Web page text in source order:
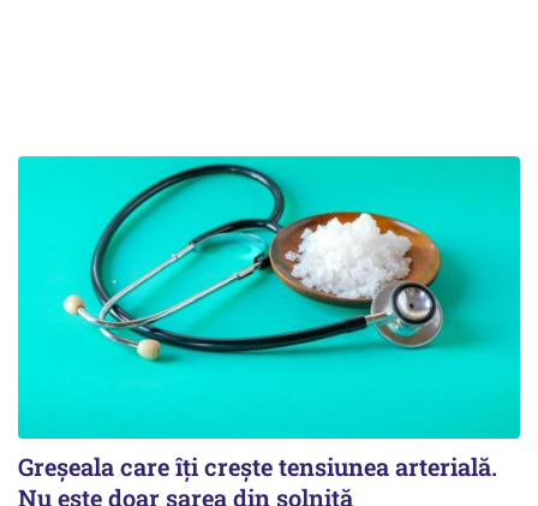
Greșeala care îți crește tensiunea arterială.
Nu este doar sarea din solniță